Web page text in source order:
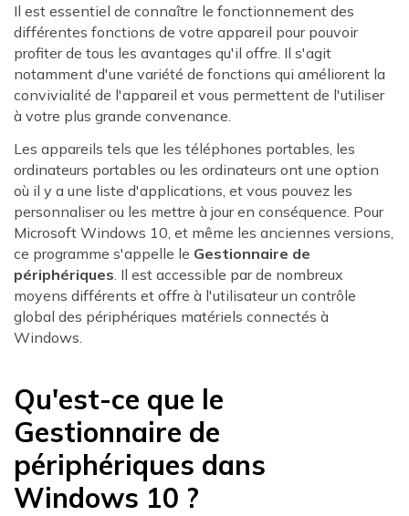
Il est essentiel de connaître le fonctionnement des
différentes fonctions de votre appareil pour pouvoir
profiter de tous les avantages qu'il offre. Il s'agit
notamment d'une variété de fonctions qui améliorent la
convivialité de l'appareil et vous permettent de l'utiliser
à votre plus grande convenance.
Les appareils tels que les téléphones portables, les
ordinateurs portables ou les ordinateurs ont une option
où il y a une liste d'applications, et vous pouvez les
personnaliser ou les mettre à jour en conséquence. Pour
Microsoft Windows 10, et même les anciennes versions,
ce programme s'appelle le Gestionnaire de
périphériques . Il est accessible par de nombreux
moyens différents et offre à l'utilisateur un contrôle
global des périphériques matériels connectés à
Windows.
Qu'est-ce que le
Gestionnaire de
périphériques dans
Windows 10 ?